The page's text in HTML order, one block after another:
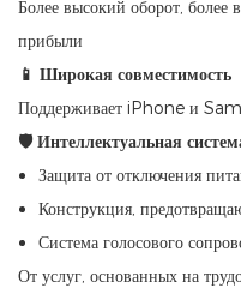
Более высокий оборот, более
прибыли
📱 Широкая совместимость
Поддерживает iPhone и
🛡 Интеллектуальная
Защита от отключения
Конструкция,
Система голосового
От услуг, основанных на